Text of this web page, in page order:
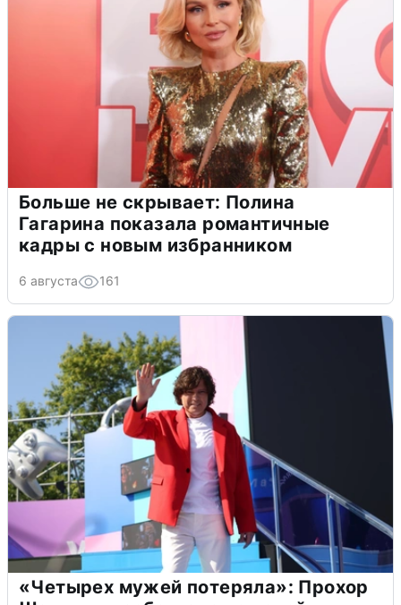
Больше не скрывает: Полина
Гагарина показала романтичные
кадры с новым избранником
6 августа 161
«Четырех мужей потеряла»: Прохор